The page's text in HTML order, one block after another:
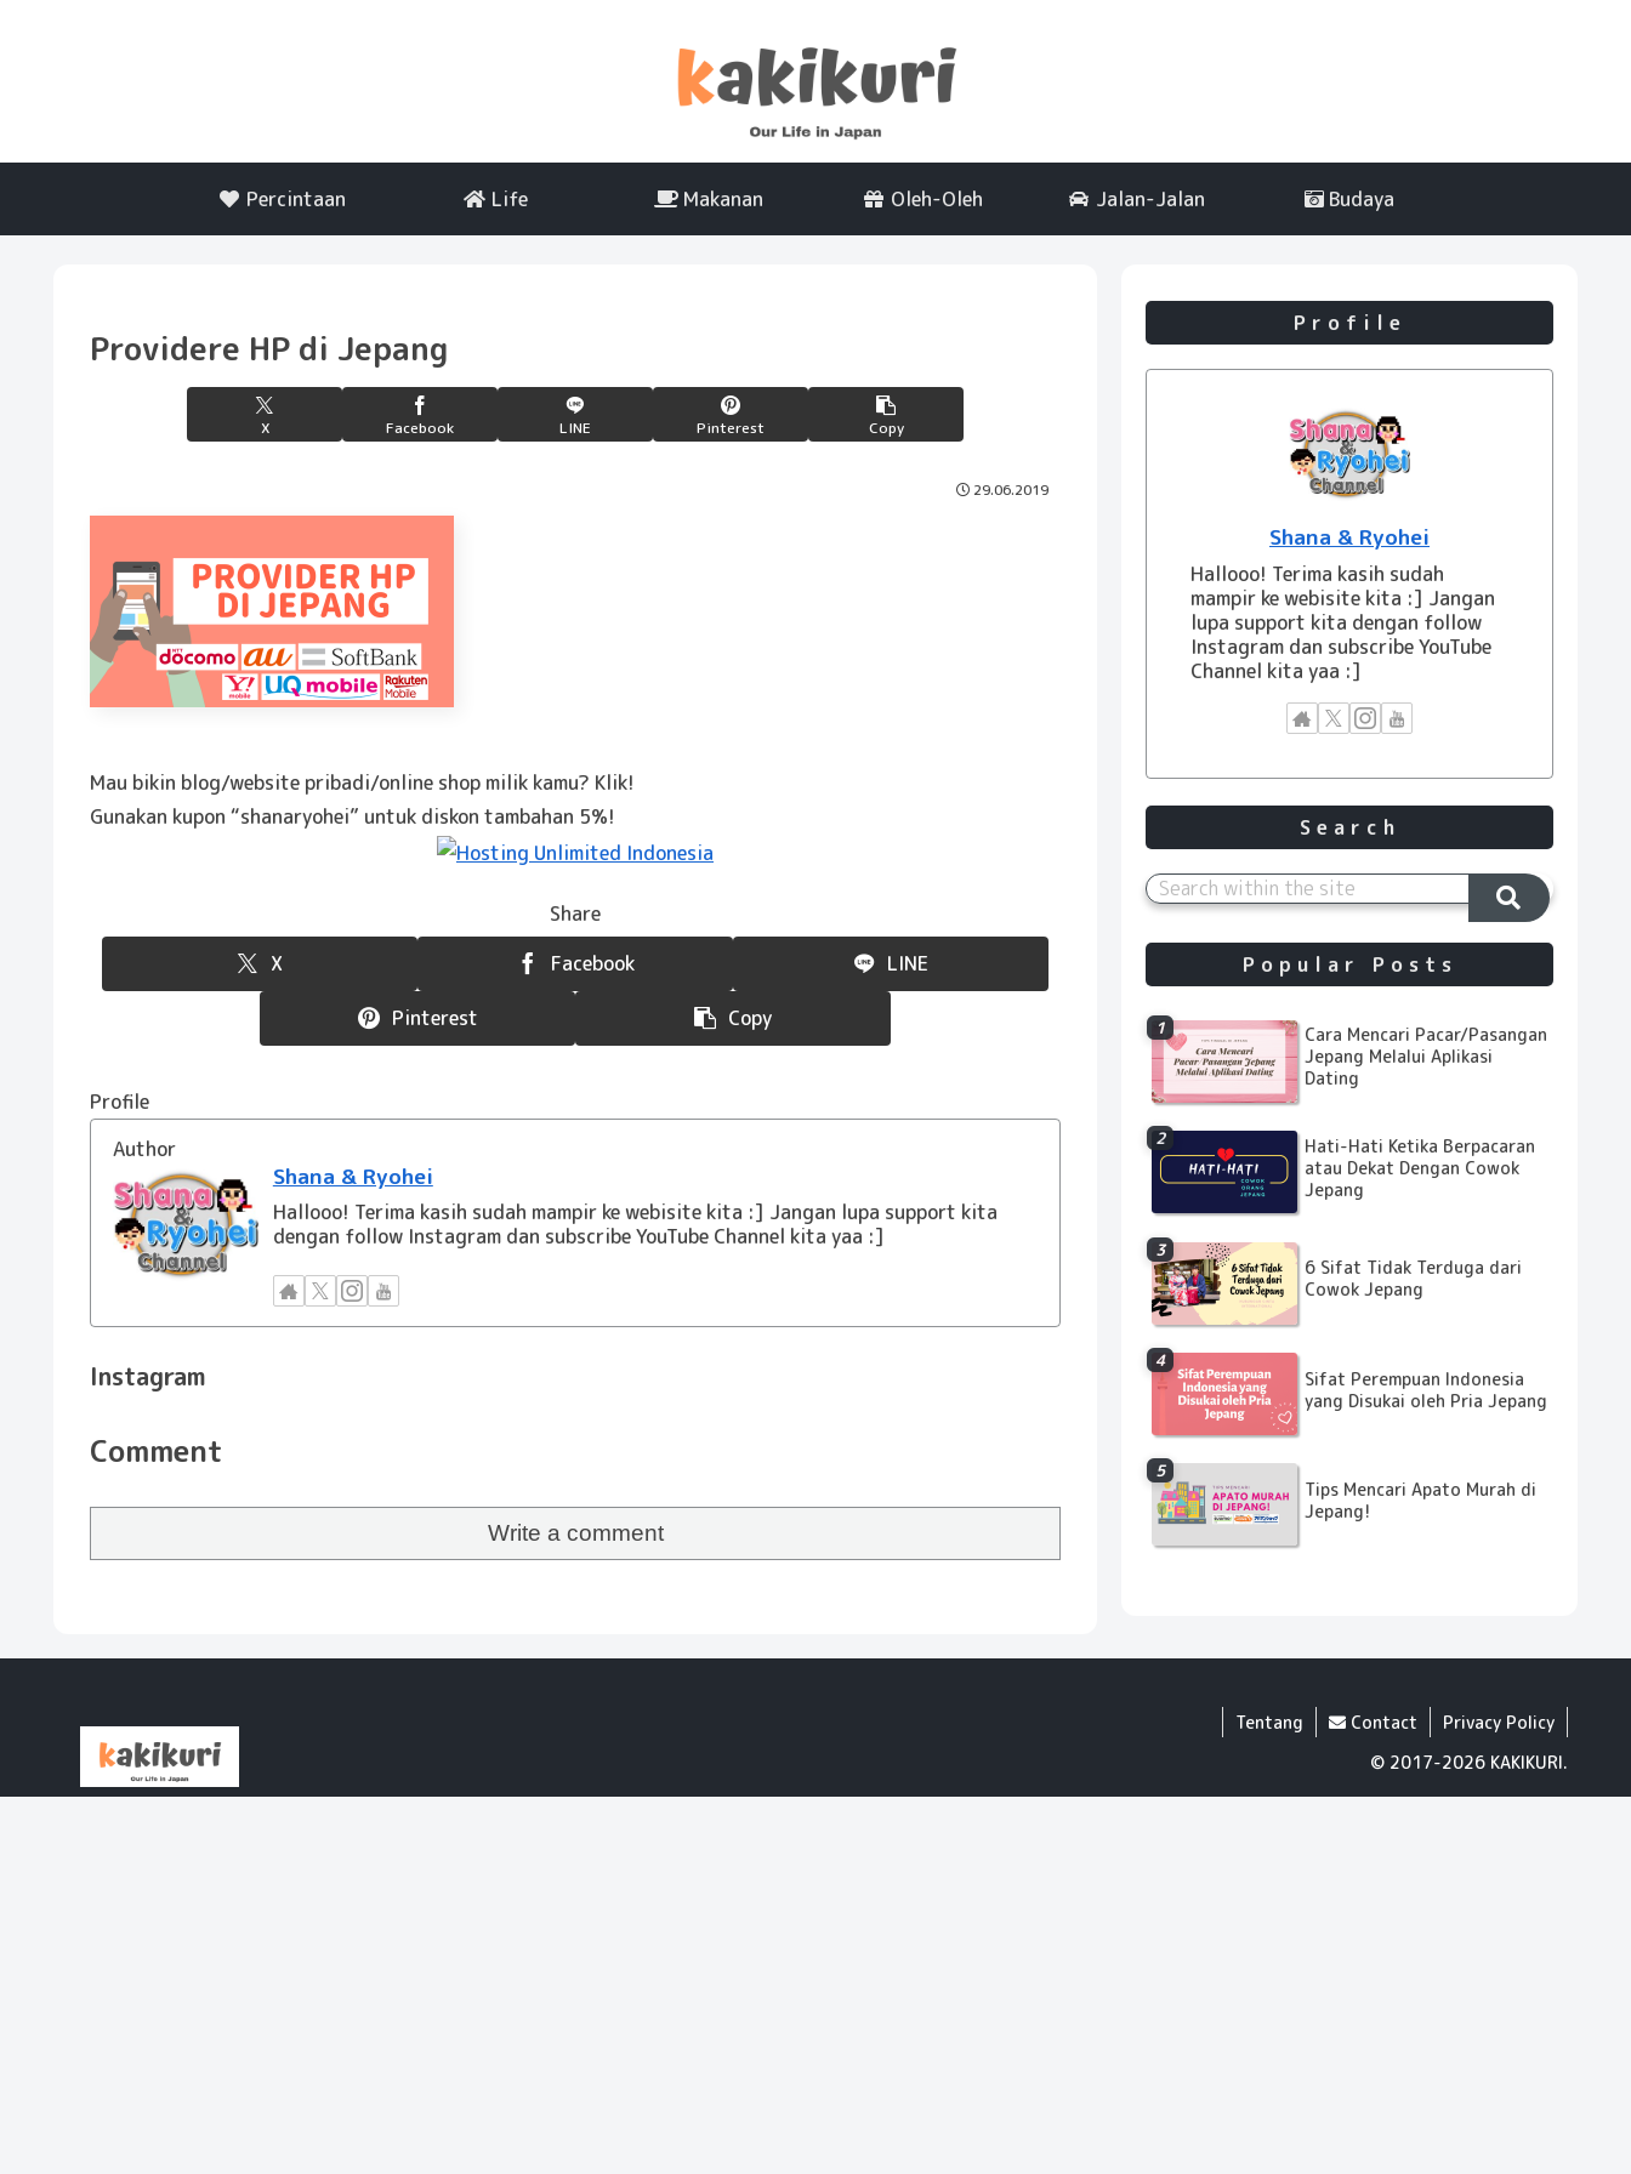
Percintaan Life Makanan Oleh-Oleh Jalan-Jalan Budaya
Providere HP di Jepang
X Facebook LINE Pinterest Copy
29.06.2019
Mau bikin blog/website pribadi/online shop milik kamu? Klik!
Gunakan kupon “shanaryohei” untuk diskon tambahan 5%!
Share
X
Facebook LINE
Pinterest Copy
Profile
Author
Shana & Ryohei
Hallooo! Terima kasih sudah mampir ke webisite kita :] Jangan lupa support kita
dengan follow Instagram dan subscribe YouTube Channel kita yaa :]
Instagram
Comment
Write a comment
Profile
Shana & Ryohei
Hallooo! Terima kasih sudah
mampir ke webisite kita :] Jangan
lupa support kita dengan follow
Instagram dan subscribe YouTube
Channel kita yaa :]
Search
Popular Posts
Cara Mencari Pacar/Pasangan
Jepang Melalui Aplikasi
Dating
Hati-Hati Ketika Berpacaran
atau Dekat Dengan Cowok
Jepang
6 Sifat Tidak Terduga dari
Cowok Jepang
Sifat Perempuan Indonesia
yang Disukai oleh Pria Jepang
Tips Mencari Apato Murah di
Jepang!
Tentang Contact
Privacy Policy
© 2017-2026 KAKIKURI.